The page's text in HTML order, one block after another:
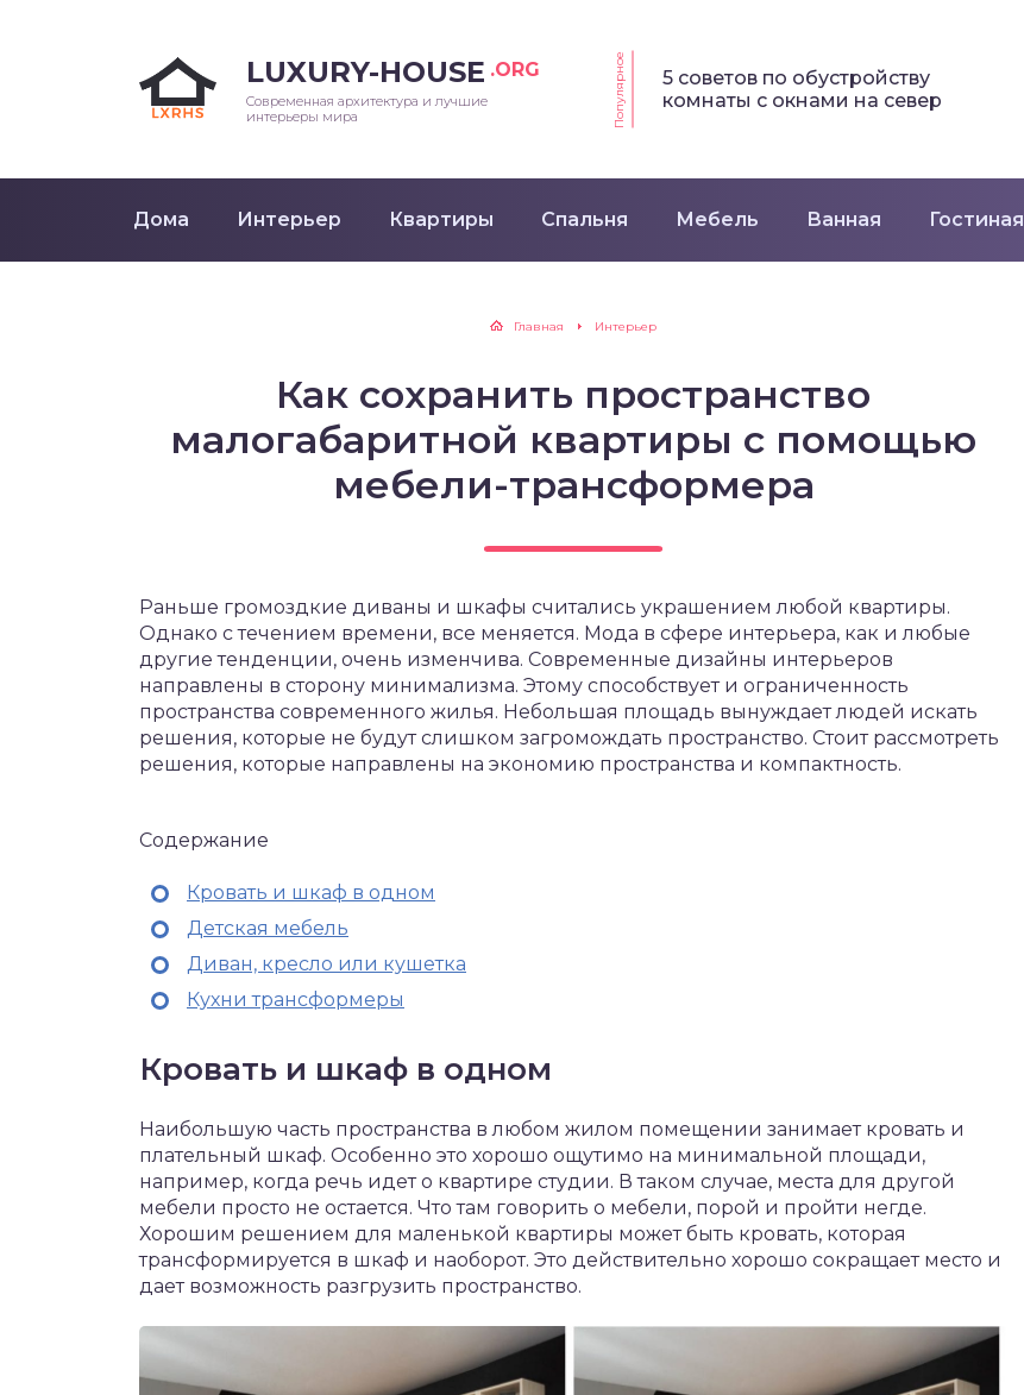
LUXURY-HOUSE .ORG
Современная архитектура и лучшие
интерьеры мира
Популярное
5 советов по обустройству
комнаты с окнами на север
Дома Интерьер Квартиры Спальня Мебель Ванная Гостиная
Главная Интерьер
Как сохранить пространство
малогабаритной квартиры с помощью
мебели-трансформера
Раньше громоздкие диваны и шкафы считались украшением любой квартиры.
Однако с течением времени, все меняется. Мода в сфере интерьера, как и любые
другие тенденции, очень изменчива. Современные дизайны интерьеров
направлены в сторону минимализма. Этому способствует и ограниченность
пространства современного жилья. Небольшая площадь вынуждает людей искать
решения, которые не будут слишком загромождать пространство. Стоит рассмотреть
решения, которые направлены на экономию пространства и компактность.
Содержание
Кровать и шкаф в одном
Детская мебель
Диван, кресло или кушетка
Кухни трансформеры
Кровать и шкаф в одном
Наибольшую часть пространства в любом жилом помещении занимает кровать и
плательный шкаф. Особенно это хорошо ощутимо на минимальной площади,
например, когда речь идет о квартире студии. В таком случае, места для другой
мебели просто не остается. Что там говорить о мебели, порой и пройти негде.
Хорошим решением для маленькой квартиры может быть кровать, которая
трансформируется в шкаф и наоборот. Это действительно хорошо сокращает место и
дает возможность разгрузить пространство.